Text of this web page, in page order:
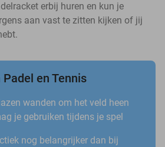
erbij huren en kun je
aan vast te zitten kijken of jij
en Tennis
wanden om het veld heen
je gebruiken tijdens je spel
nog belangrijker dan bij